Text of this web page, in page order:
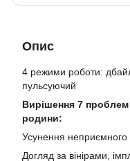
Опис
4 режими роботи:
пульсуючий
Вирішення 7 проблем
родини:
Усунення неприємного
Догляд за вінірами,